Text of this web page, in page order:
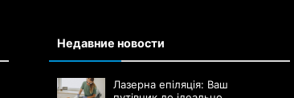
Недавние новости
Лазерна епіляція: Ваш